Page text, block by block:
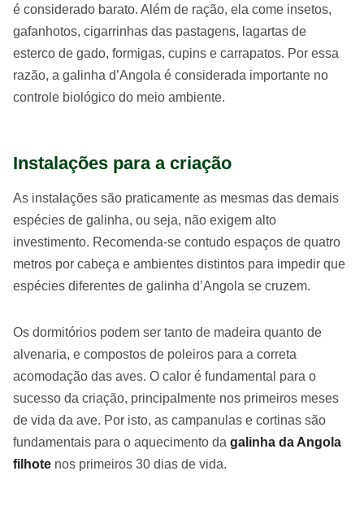
é considerado barato. Além de ração, ela come insetos,
gafanhotos, cigarrinhas das pastagens, lagartas de
esterco de gado, formigas, cupins e carrapatos. Por essa
razão, a galinha d’Angola é considerada importante no
controle biológico do meio ambiente.
Instalações para a criação
As instalações são praticamente as mesmas das demais
espécies de galinha, ou seja, não exigem alto
investimento. Recomenda-se contudo espaços de quatro
metros por cabeça e ambientes distintos para impedir que
espécies diferentes de galinha d’Angola se cruzem.
Os dormitórios podem ser tanto de madeira quanto de
alvenaria, e compostos de poleiros para a correta
acomodação das aves. O calor é fundamental para o
sucesso da criação, principalmente nos primeiros meses
de vida da ave. Por isto, as campanulas e cortinas são
fundamentais para o aquecimento da galinha da Angola
filhote nos primeiros 30 dias de vida.